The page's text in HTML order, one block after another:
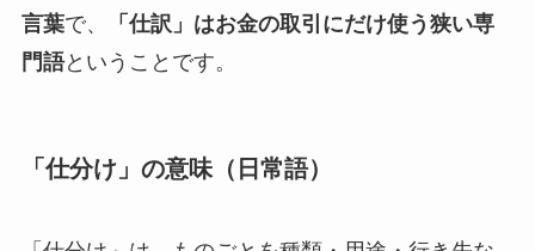
言葉で、
「仕訳」はお金の取引にだけ使う狭い専
門語ということです。
「仕分け」の意味（日常語）